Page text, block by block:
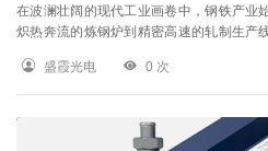
在波澜壮阔的现代工业画卷中，钢铁产业
炽热奔流的炼钢炉到精密高速的轧制生产
工业控制的稳定性就是企业的生命线。
业自动化元件专家，携其全系列继电器家
盛霞光电 0 次